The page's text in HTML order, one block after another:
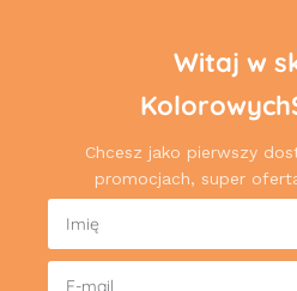
Witaj w
Chcesz jako pierwszy
promocjach, super